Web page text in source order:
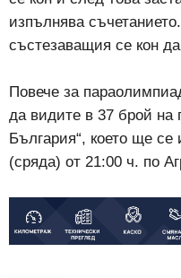
изпълнява
състезаващия се кон
Повече за
да видите в 37 брой на
България“, което ще
(сряда) от 21:00 ч. по